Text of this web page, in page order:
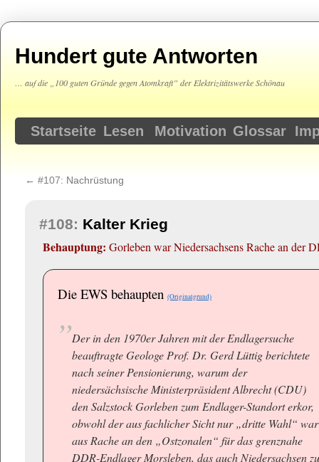
Hundert gute Antworten
… auf die „100 guten Gründe gegen Atomkraft” der Elektrizitätswerke Schönau
Springe
Inhalt
Startseite Lesen Motivation Glossar
← #107: Nachrüstung
#108: Kalter Krieg
Behauptung: Gorleben war Niedersachsens Rache an der
Die EWS behaupten(Originalgrund)
Der in den 1970er Jahren mit der Endlagersuche
beauftragte Geologe Prof. Dr. Gerd Lüttig berichtete
nach seiner Pensionierung, warum der
niedersächsische Ministerpräsident Albrecht (CDU)
den Salzstock Gorleben zum Endlager-Standort erkor,
obwohl der aus fachlicher Sicht nur „dritte Wahl“
aus Rache an den „Ostzonalen“ für das grenznahe
DDR-Endlager Morsleben, das auch Niedersachsen